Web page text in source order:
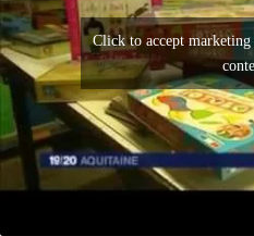
Click to accept marketing